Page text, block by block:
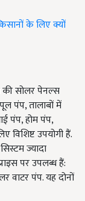
के लिए क्यों
की सोलर पेनल्स
पंप, तालाबों में
पंप, होम पंप,
विशिष्ट उपयोगी हैं.
ज्यादा
पर उपलब्ध हैं:
पंप. यह दोनों